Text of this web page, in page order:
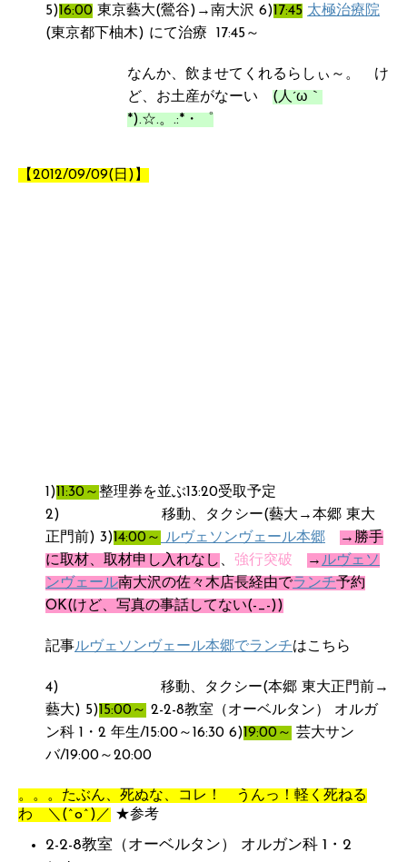
5)16:00 東京藝大(鶯谷)→南大沢 6)17:45 太極治療院
(東京都下柚木) にて治療 17:45～
なんか、飲ませてくれるらしぃ～。 け
ど、お土産がなーい (人´ω｀
*).☆.。.:*・゜
【2012/09/09(日)】
1)11:30～整理券を並ぶ13:20受取予定
2) 移動、タクシー(藝大→本郷 東大
正門前) 3)14:00～ ルヴェソンヴェール本郷
→勝手
に取材、取材申し入れなし 、 強行突破 → ルヴェソ
ンヴェール南大沢の佐々木店長経由でランチ予約
OK(けど、写真の事話してない(-_-))
記事ルヴェソンヴェール本郷でランチはこちら
4) 移動、タクシー(本郷 東大正門前→
藝大) 5)15:00～ 2-2-8教室（オーベルタン） オルガ
ン科 1・2 年生/15:00～16:30 6)19:00～ 芸大サン
バ/19:00～20:00
。。。たぶん、死ぬな、コレ！ うんっ！軽く死ねる
わ ＼(^o^)／ ★参考
2-2-8教室（オーベルタン） オルガン科 1・2